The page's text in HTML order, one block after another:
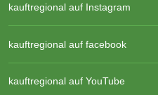
kauftregional auf Instagram
kauftregional auf facebook
kauftregional auf YouTube